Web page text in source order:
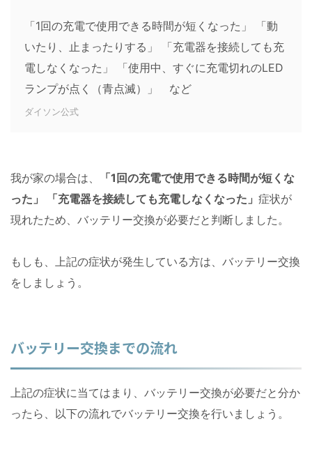
「1回の充電で使用できる時間が短くなった」 「動
いたり、止まったりする」 「充電器を接続しても充
電しなくなった」 「使用中、すぐに充電切れのLED
ランプが点く（青点滅）」 など
ダイソン公式
我が家の場合は、
「1回の充電で使用できる時間が短くな
った」 「充電器を接続しても充電しなくなった」 症状が
現れたため、バッテリー交換が必要だと判断しました。
もしも、上記の症状が発生している方は、バッテリー交換
をしましょう。
バッテリー交換までの流れ
上記の症状に当てはまり、バッテリー交換が必要だと分か
ったら、以下の流れでバッテリー交換を行いましょう。